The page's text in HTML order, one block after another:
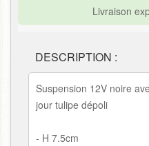
Livraison
DESCRIPTION :
Suspension 12V noire
jour tulipe dépoli
- H 7.5cm